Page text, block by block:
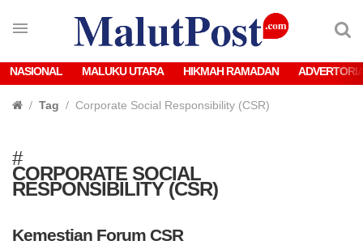
NASIONAL MALUKU UTARA HIKMAH RAMADAN
Tag Corporate Social Responsibility (CSR)
#
CORPORATE SOCIAL
RESPONSIBILITY (CSR)
Kemestian Forum CSR